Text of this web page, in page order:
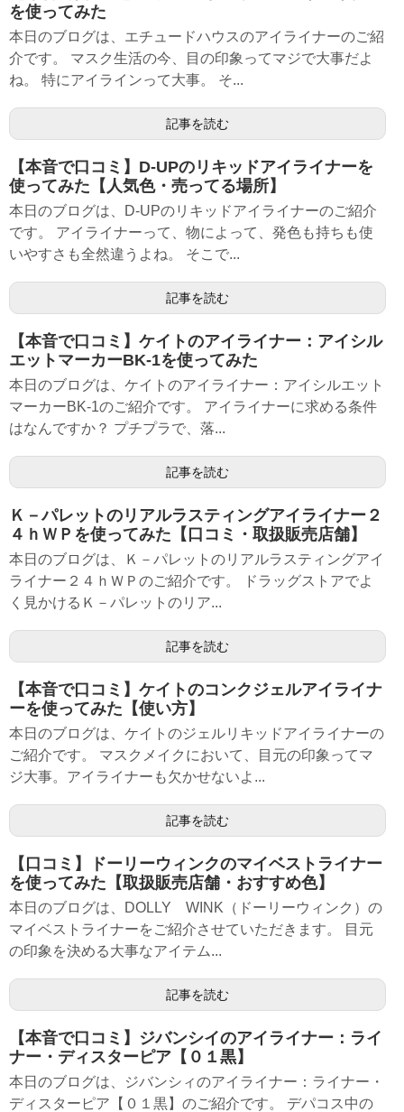
を使ってみた
本日のブログは、エチュードハウスのアイライナーのご紹
介です。 マスク生活の今、目の印象ってマジで大事だよ
ね。 特にアイラインって大事。 そ...
記事を読む
【本音で口コミ】D-UPのリキッドアイライナーを
使ってみた【人気色・売ってる場所】
本日のブログは、D-UPのリキッドアイライナーのご紹介
です。 アイライナーって、物によって、発色も持ちも使
いやすさも全然違うよね。 そこで...
記事を読む
【本音で口コミ】ケイトのアイライナー：アイシル
エットマーカーBK-1を使ってみた
本日のブログは、ケイトのアイライナー：アイシルエット
マーカーBK-1のご紹介です。 アイライナーに求める条件
はなんですか？ プチプラで、落...
記事を読む
Ｋ－パレットのリアルラスティングアイライナー２
４ｈＷＰを使ってみた【口コミ・取扱販売店舗】
本日のブログは、Ｋ－パレットのリアルラスティングアイ
ライナー２４ｈＷＰのご紹介です。 ドラッグストアでよ
く見かけるＫ－パレットのリア...
記事を読む
【本音で口コミ】ケイトのコンクジェルアイライナ
ーを使ってみた【使い方】
本日のブログは、ケイトのジェルリキッドアイライナーの
ご紹介です。 マスクメイクにおいて、目元の印象ってマ
ジ大事。アイライナーも欠かせないよ...
記事を読む
【口コミ】ドーリーウィンクのマイベストライナー
を使ってみた【取扱販売店舗・おすすめ色】
本日のブログは、DOLLY WINK（ドーリーウィンク）の
マイベストライナーをご紹介させていただきます。 目元
の印象を決める大事なアイテム...
記事を読む
【本音で口コミ】ジバンシイのアイライナー：ライ
ナー・ディスターピア【０１黒】
本日のブログは、ジバンシィのアイライナー：ライナー・
ディスターピア【０１黒】のご紹介です。 デパコス中の